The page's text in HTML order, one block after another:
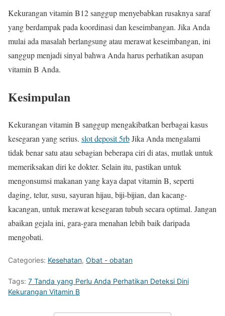
Kekurangan vitamin B12 sanggup menyebabkan rusaknya saraf
yang berdampak pada koordinasi dan keseimbangan. Jika Anda
mulai ada masalah berlangsung atau merawat keseimbangan, ini
sanggup menjadi sinyal bahwa Anda harus perhatikan asupan
vitamin B Anda.
Kesimpulan
Kekurangan vitamin B sanggup mengakibatkan berbagai kasus
kesegaran yang serius. slot deposit 5rbJika Anda mengalami
tidak benar satu atau sebagian beberapa ciri di atas, mutlak untuk
memeriksakan diri ke dokter. Selain itu, pastikan untuk
mengonsumsi makanan yang kaya dapat vitamin B, seperti
daging, telur, susu, sayuran hijau, biji-bijian, dan kacang-
kacangan, untuk merawat kesegaran tubuh secara optimal. Jangan
abaikan gejala ini, gara-gara menahan lebih baik daripada
mengobati.
Categories: Kesehatan, Obat - obatan
Tags: 7 Tanda yang Perlu Anda Perhatikan Deteksi Dini
Kekurangan Vitamin B